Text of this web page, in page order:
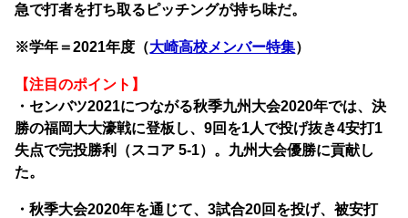
急で打者を打ち取るピッチングが持ち味だ。
※学年＝2021年度（大崎高校メンバー特集）
【注目のポイント】
・センバツ2021につながる秋季九州大会2020年では、決
勝の福岡大大濠戦に登板し、9回を1人で投げ抜き4安打1
失点で完投勝利（スコア 5-1）。九州大会優勝に貢献し
た。
・秋季大会2020年を通じて、3試合20回を投げ、被安打